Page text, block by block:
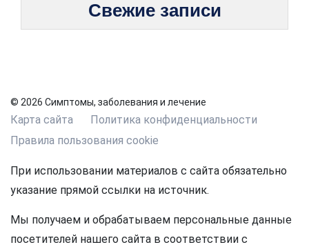
Свежие записи
© 2026 Симптомы, заболевания и лечение
Карта сайта
Политика конфиденциальности
Правила пользования cookie
При использовании материалов с сайта обязательно
указание прямой ссылки на источник.
Мы получаем и обрабатываем персональные данные
посетителей нашего сайта в соответствии с